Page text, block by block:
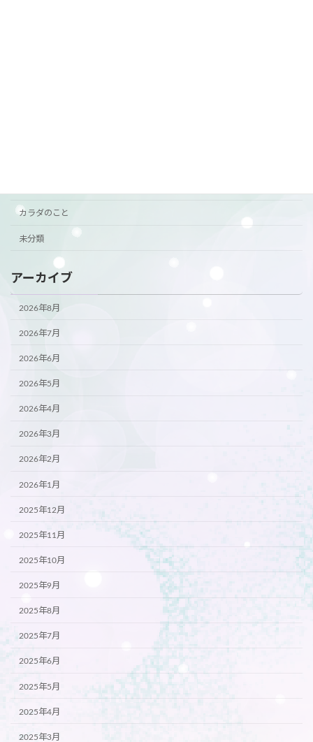
カラダのこと
未分類
アーカイブ
2026年8月
2026年7月
2026年6月
2026年5月
2026年4月
2026年3月
2026年2月
2026年1月
2025年12月
2025年11月
2025年10月
2025年9月
2025年8月
2025年7月
2025年6月
2025年5月
2025年4月
2025年3月